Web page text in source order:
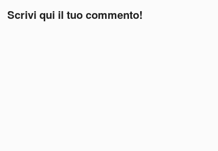
Scrivi qui il tuo commento!